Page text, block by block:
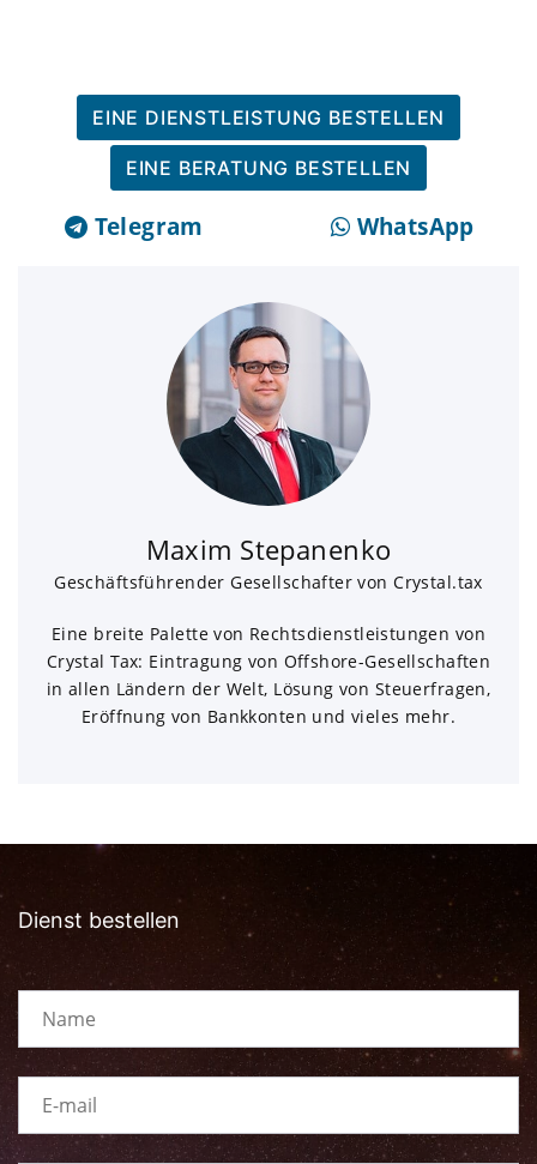
EINE DIENSTLEISTUNG BESTELLEN
EINE BERATUNG BESTELLEN
Telegram WhatsApp
Maxim Stepanenko
Geschäftsführender Gesellschafter von Crystal.tax
Eine breite Palette von Rechtsdienstleistungen von
Crystal Tax: Eintragung von Offshore-Gesellschaften
in allen Ländern der Welt, Lösung von Steuerfragen,
Eröffnung von Bankkonten und vieles mehr.
Dienst bestellen